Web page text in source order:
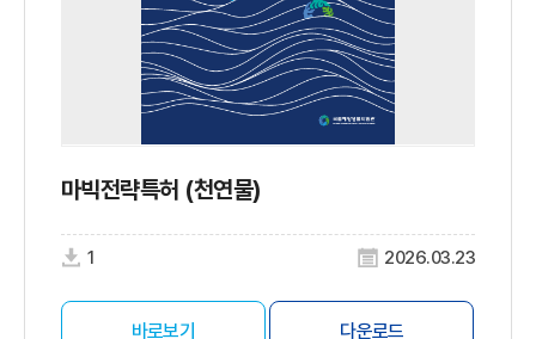
마빅전략특허 (천연물)
1 2026.03.23
바로보기 다운로드